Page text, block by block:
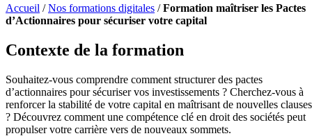
Accueil /Nos formations digitales /Formation maîtriser les Pactes
d’Actionnaires pour sécuriser votre capital
Contexte de la formation
Souhaitez-vous comprendre comment structurer des pactes
d’actionnaires pour sécuriser vos investissements ? Cherchez-vous à
renforcer la stabilité de votre capital en maîtrisant de nouvelles clauses
? Découvrez comment une compétence clé en droit des sociétés peut
propulser votre carrière vers de nouveaux sommets.